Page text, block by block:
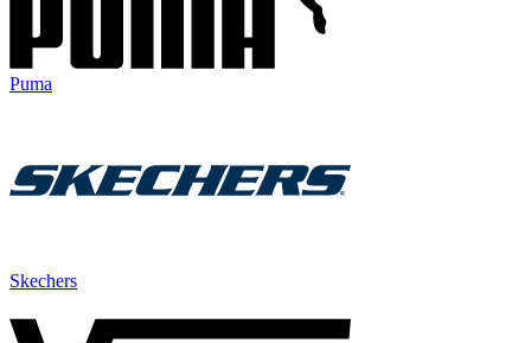
Puma
Skechers